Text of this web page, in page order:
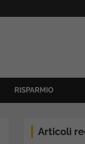
RISPARMIO
Articoli